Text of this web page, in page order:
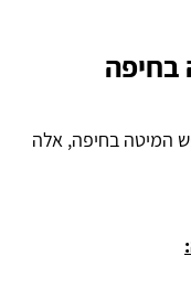
בחיפה
המיטה בחיפה, אלה